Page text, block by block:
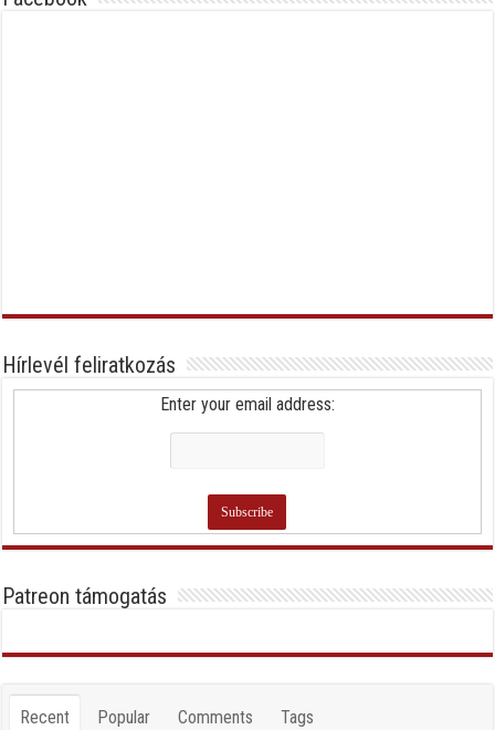
Hírlevél feliratkozás
Enter your email address:
Patreon támogatás
Recent Popular Comments Tags